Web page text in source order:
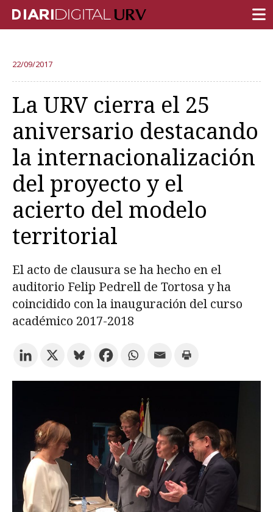
INVESTIGACIÓN
DOCENCIA
INSTITUCIÓN
VIDA EN EL CAMPUS
COMUNIDAD URV
REPORTAJES
Ámbitos universitarios
Prueba la búsqueda avanzada
Suscríbete a los boletines electrónicos de la URV
22/09/2017
La URV cierra el 25
aniversario destacando
la internacionalización
del proyecto y el
acierto del modelo
territorial
El acto de clausura se ha hecho en el
auditorio Felip Pedrell de Tortosa y ha
coincidido con la inauguración del curso
académico 2017-2018